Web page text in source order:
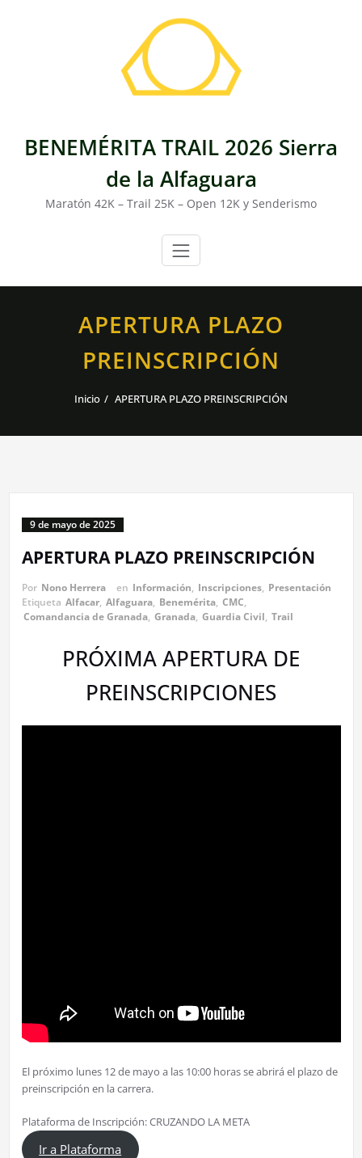
BENEMÉRITA TRAIL 2026 Sierra
de la Alfaguara
Maratón 42K – Trail 25K – Open 12K y Senderismo
APERTURA PLAZO
PREINSCRIPCIÓN
Inicio APERTURA PLAZO PREINSCRIPCIÓN
9 de mayo de 2025
APERTURA PLAZO PREINSCRIPCIÓN
Por Nono Herrera en Información, Inscripciones, Presentación
Etiqueta Alfacar, Alfaguara, Benemérita, CMC,
Comandancia de Granada, Granada, Guardia Civil, Trail
PRÓXIMA APERTURA DE
PREINSCRIPCIONES
El próximo lunes 12 de mayo a las 10:00 horas se abrirá el plazo de
preinscripción en la carrera.
Plataforma de Inscripción: CRUZANDO LA META
Ir a Plataforma